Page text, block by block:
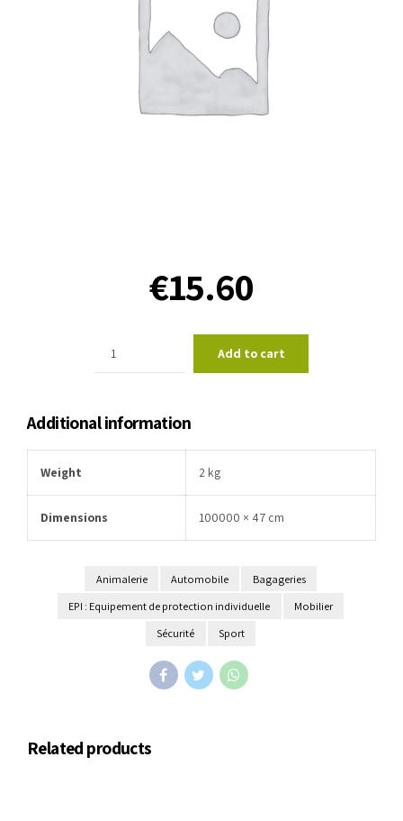
€15.60
Add to cart
Additional information
Weight 2 kg
Dimensions 100000 × 47 cm
Animalerie Automobile
Bagageries
EPI : Equipement de protection individuelle
Mobilier
Sécurité
Sport
Related products